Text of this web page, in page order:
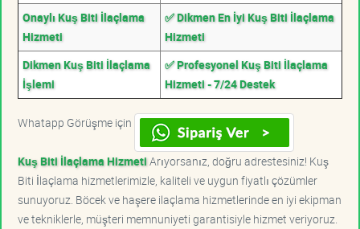
Onaylı Kuş Biti İlaçlama
Hizmeti
✅ Dikmen En İyi Kuş Biti İlaçlama
Hizmeti
Dikmen Kuş Biti İlaçlama
İşlemi
✅ Profesyonel Kuş Biti İlaçlama
Hizmeti - 7/24 Destek
Whatapp Görüşme için
Kuş Biti İlaçlama HizmetiArıyorsanız, doğru adrestesiniz! Kuş
Biti İlaçlama hizmetlerimizle, kaliteli ve uygun fiyatlı çözümler
sunuyoruz. Böcek ve haşere ilaçlama hizmetlerinde en iyi ekipman
ve tekniklerle, müşteri memnuniyeti garantisiyle hizmet veriyoruz.